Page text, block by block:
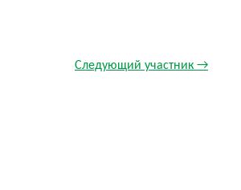
Следующий участник →